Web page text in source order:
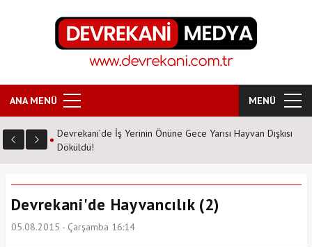
ANA MENÜ MENÜ
Devrekani’de İş Yerinin Önüne Gece Yarısı Hayvan Dışkısı
Döküldü!
Devrekani'de Hayvancılık (2)
05.08.2015 - Çarşamba 16:14